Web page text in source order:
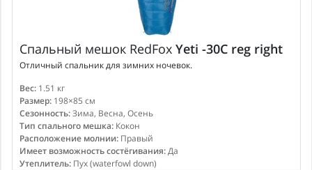
Спальный мешок RedFox Yeti -30C reg right
Отличный спальник для зимних ночевок.
Вес: 1.51 кг
Размер: 198×85 см
Сезонность:Зима, Весна, Осень
Тип спального мешка: Кокон
Расположение молнии: Правый
Имеет возможность состёгивания:Да
Утеплитель: Пух (waterfowl down)